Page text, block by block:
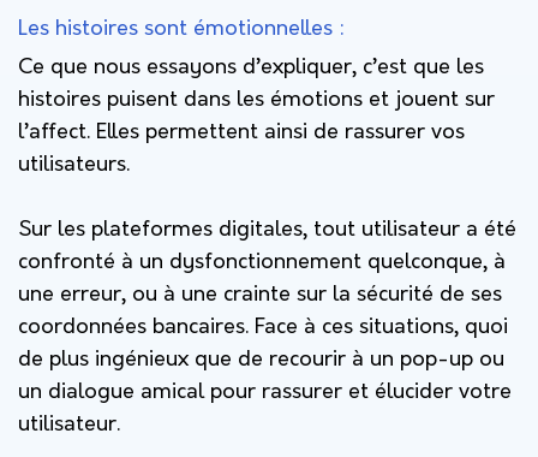
Les histoires sont émotionnelles :
Ce que nous essayons d’expliquer, c’est que les
histoires puisent dans les émotions et jouent sur
l’affect. Elles permettent ainsi de rassurer vos
utilisateurs.
Sur les plateformes digitales, tout utilisateur a été
confronté à un dysfonctionnement quelconque, à
une erreur, ou à une crainte sur la sécurité de ses
coordonnées bancaires. Face à ces situations, quoi
de plus ingénieux que de recourir à un pop-up ou
un dialogue amical pour rassurer et élucider votre
utilisateur.